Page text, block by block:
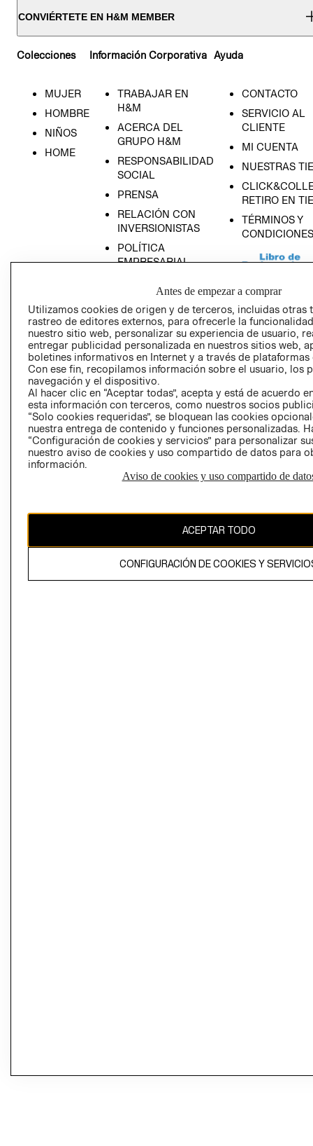
CONVIÉRTETE EN H&M MEMBER
Colecciones
MUJER
HOMBRE
NIÑOS
HOME
Información Corporativa
TRABAJAR EN
H&M
ACERCA DEL
GRUPO H&M
RESPONSABILIDAD
SOCIAL
PRENSA
RELACIÓN CON
INVERSIONISTAS
POLÍTICA
EMPRESARIAL
Ayuda
CONTACTO
SERVICIO AL
CLIENTE
MI CUENTA
NUESTRAS
RETIRO EN
TÉRMINOS Y
CONDICIONES
AVISO DE
PRIVACIDAD
GIFT CARD
El contenido de esta página web está protegido por copyright y es
Antes de empezar a comprar
Utilizamos cookies de origen y de terceros, incluidas otras
rastreo de editores externos, para ofrecerle la
nuestro sitio web, personalizar su experiencia de usuario,
entregar publicidad personalizada en nuestros sitios web,
boletines informativos en Internet y a través de plataformas
Con ese fin, recopilamos información sobre el usuario, los
navegación y el dispositivo.
Al hacer clic en “Aceptar todas”, acepta y está de acuerdo
esta información con terceros, como nuestros socios
“Solo cookies requeridas”, se bloquean las cookies
nuestra entrega de contenido y funciones personalizadas.
“Configuración de cookies y servicios” para personalizar
nuestro aviso de cookies y uso compartido de datos para
información.
Aviso de cookies y uso compartido de
ACEPTAR TODO
CONFIGURACIÓN DE COOKIES Y